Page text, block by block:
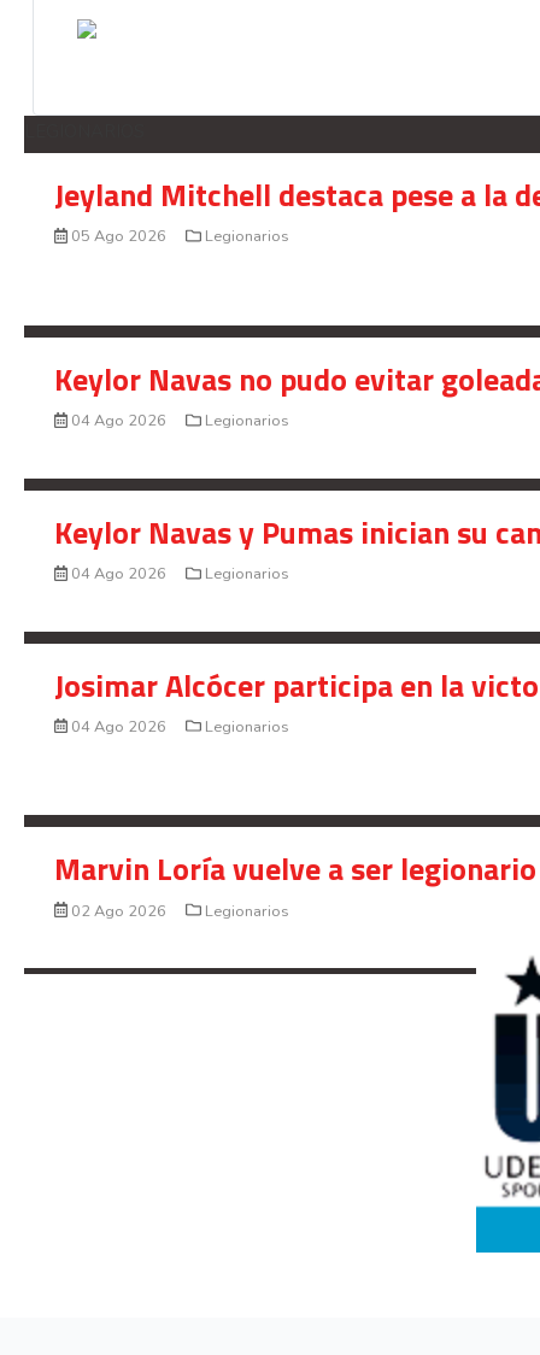
Jeyland Mitchell destaca pese a la
05 Ago 2026 Legionarios
Keylor Navas no pudo evitar
04 Ago 2026 Legionarios
Keylor Navas y Pumas inician su
04 Ago 2026 Legionarios
Josimar Alcócer participa en la
04 Ago 2026 Legionarios
Marvin Loría vuelve a ser
02 Ago 2026 Legionarios